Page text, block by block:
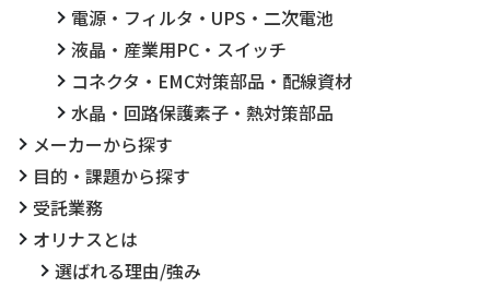
電源・フィルタ・UPS・二次電池
液晶・産業用PC・スイッチ
コネクタ・EMC対策部品・配線資材
水晶・回路保護素子・熱対策部品
メーカーから探す
目的・課題から探す
受託業務
オリナスとは
選ばれる理由/強み